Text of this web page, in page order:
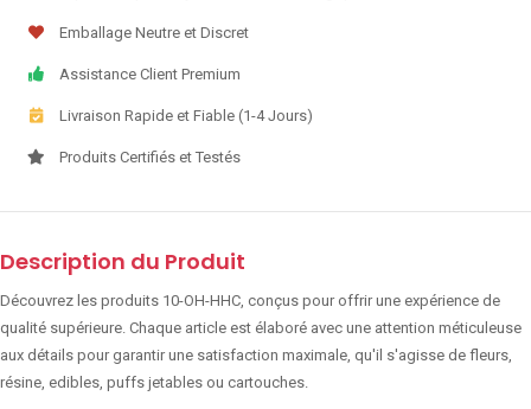
Emballage Neutre et Discret
Assistance Client Premium
Livraison Rapide et Fiable (1-4 Jours)
Produits Certifiés et Testés
Description du Produit
Découvrez les produits 10-OH-HHC, conçus pour offrir une expérience de
qualité supérieure. Chaque article est élaboré avec une attention méticuleuse
aux détails pour garantir une satisfaction maximale, qu'il s'agisse de fleurs,
résine, edibles, puffs jetables ou cartouches.